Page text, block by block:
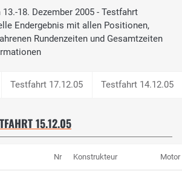
18. Dezember 2005 - Testfahrt
Endergebnis mit allen Positionen,
Rundenzeiten und Gesamtzeiten
Testfahrt 17.12.05 Testfahrt 14.12.05
15.12.05
Nr Konstrukteur Motor